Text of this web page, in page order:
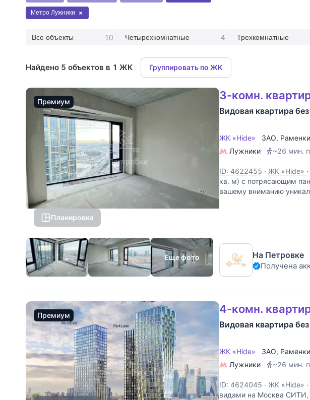
Метро Лужники
Все объекты 10 Четырехкомнатные 4 Трехкомнатные
Найдено 5 объектов в 1 ЖК Группировать по ЖК
Премиум
Планировка
Еще фото
3-комн.
Видовая квартира
ЖК «Hide» ЗАО, Раменки
Лужники
~26 мин.
ID: 4622455 · ЖК «Hide» ·
кв. м) с потрясающим
вашему вниманию
На Петровке
Получена
Премиум 4-комн.
Видовая квартира
ЖК «Hide» ЗАО, Раменки
Лужники
~26 мин.
ID: 4624045 · ЖК «Hide» ·
видами на Москва СИТИ,